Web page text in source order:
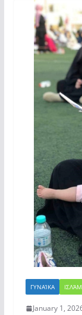
ΓΥΝΑΊΚΑ ΙΣΛΆΜ
January 1,